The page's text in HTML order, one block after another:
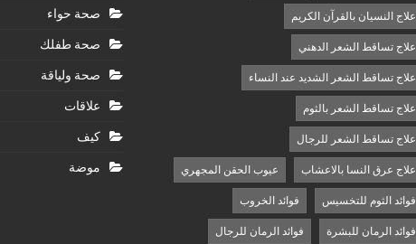
علاج النسيان بالقرآن الكريم
علاج تساقط الشعر الدهني
علاج تساقط الشعر الشديد عند النساء
علاج تساقط الشعر بالثوم
علاج تساقط الشعر للرجال
علاج عرق النسا بالاعشاب عيوب الحقن المجهري
فوائد الثوم للتخسيس فوائد الخروب
فوائد الرمان للبشرة فوائد الرمان للرجال
صحة حواء
صحة طفلك
صحة ولياقة
علاقات
كيف
موضة